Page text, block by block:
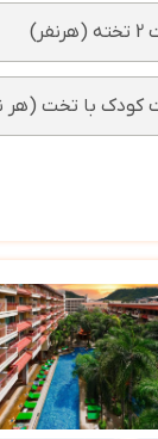
کودک با تخت (هر